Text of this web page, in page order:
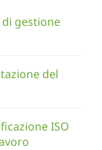
di gestione
del
ISO